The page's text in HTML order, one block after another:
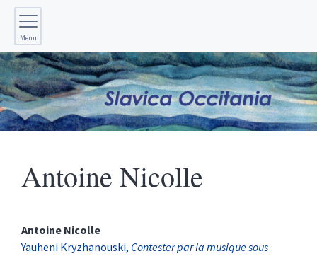
Menu
Antoine Nicolle
Antoine Nicolle
Yauheni Kryzhanouski, Contester par la musique sous